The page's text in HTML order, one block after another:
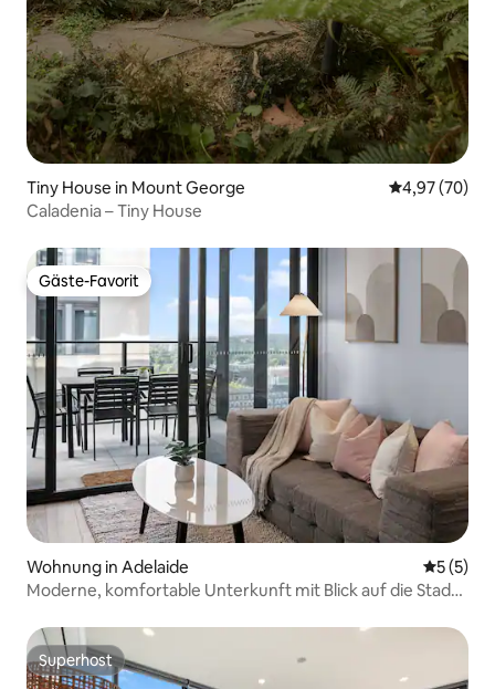
Tiny House in Mount George
4,97 (70)
Caladenia – Tiny House
Gäste-Favorit
Gäste-Favorit
Wohnung in Adelaide
5 (5)
Moderne, komfortable Unterkunft mit Blick auf die Stadt
Superhost
Superhost